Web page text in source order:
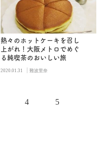
熱々のホットケーキを召し
上がれ！大阪メトロでめぐ
る純喫茶のおいしい旅
2020.01.31 | 難波里奈
4 5